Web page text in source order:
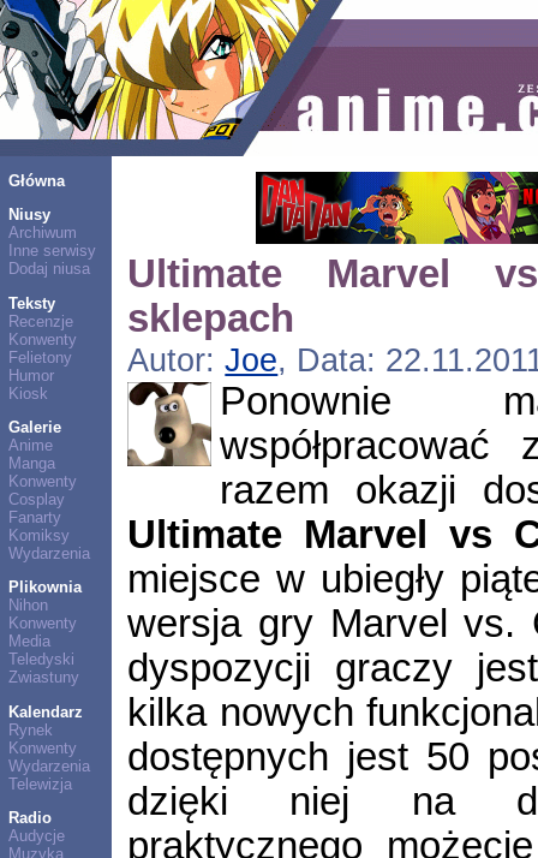
Główna
Niusy
Archiwum
Inne serwisy
Dodaj niusa
Teksty
Recenzje
Konwenty
Felietony
Humor
Kiosk
Galerie
Anime
Manga
Konwenty
Cosplay
Fanarty
Komiksy
Wydarzenia
Plikownia
Nihon
Konwenty
Media
Teledyski
Zwiastuny
Kalendarz
Rynek
Konwenty
Wydarzenia
Telewizja
Radio
Audycje
Muzyka
Ultimate Marvel
sklepach
Autor:Joe, Data:
Ponownie
razem okazji
Ultimate Marvel vs
miejsce w ubiegły
wersja gry Marvel vs.
dyspozycji graczy
kilka nowych
dostępnych jest 50
dzięki niej na
praktycznego